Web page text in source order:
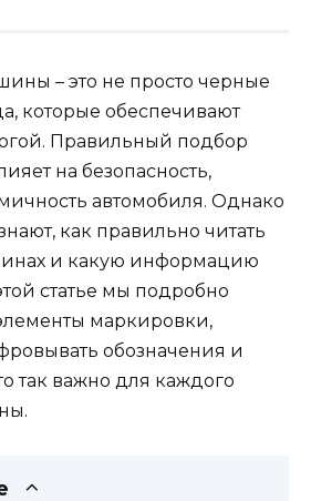
– это не просто черные
которые обеспечивают
Правильный подбор
на безопасность,
автомобиля. Однако
как правильно читать
и какую информацию
статье мы подробно
маркировки,
обозначения и
так важно для каждого